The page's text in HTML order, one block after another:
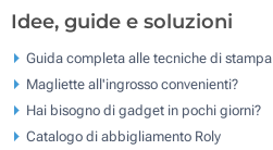
Idee, guide e soluzioni
Guida completa alle tecniche di stampa
Magliette all'ingrosso convenienti?
Hai bisogno di gadget in pochi giorni?
Catalogo di abbigliamento Roly